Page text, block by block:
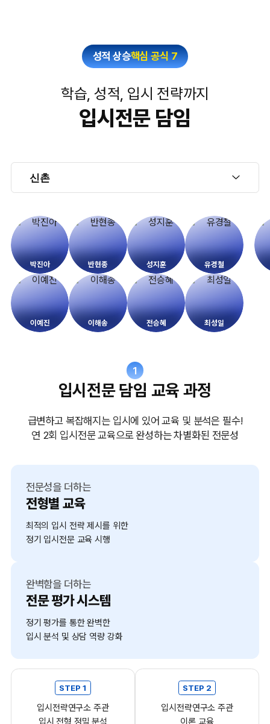
성적 상승핵심 공식 7
학습, 성적, 입시 전략까지
입시전문 담임
박진아 반현종 성지훈 유경철
이예진 이해송 전승혜 최성일
1
입시전문 담임 교육 과정
급변하고 복잡해지는 입시에 있어 교육 및 분석은 필수!
연 2회 입시전문 교육으로 완성하는 차별화된 전문성
전문성을 더하는
전형별 교육
최적의 입시 전략 제시를 위한
정기 입시전문 교육 시행
완벽함을 더하는
전문 평가 시스템
정기 평가를 통한 완벽한
입시 분석 및 상담 역량 강화
STEP 1
입시전략연구소 주관
입시 전형 정밀 분석
STEP 2
입시전략연구소 주관
이론 교육